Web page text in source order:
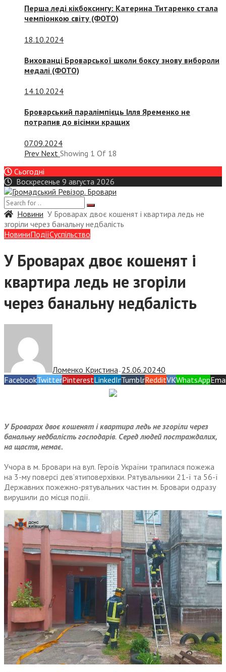
Перша леді кікбоксингу: Катерина Титаренко стала
чемпіонкою світу (ФОТО)
18.10.2024
Вихованці Броварської школи боксу знову вибороли
медалі (ФОТО)
14.10.2024
Броварський паралімпієць Ілля Яременко не
потрапив до вісімки кращих
07.09.2024
Prev Next Showing 1 Of 18
Сьогодні
Воскресенье 9 августа 2026
Новини У Броварах двоє кошенят і квартира ледь не
згоріли через банальну недбалість
НовиниПодіїСуспiльство
У Броварах двоє кошенят і
квартира ледь не згоріли
через банальну недбалість
Ломенко Кристина— 25.06.20240
FacebookTwitterPinterestLinkedInTumblrRedditVKWhatsApp
У Броварах двоє кошенят і квартира ледь не згоріли через
банальну недбалість господарів. Серед людей постраждалих,
на щастя, немає.
Учора в м. Бровари на вул. Героїв України трапилася пожежа
на 3-му поверсі дев’ятиповерхівки. Рятувальники 21-ї та 56-ї
Державних пожежно-рятувальних частин м. Бровари одразу
вирушили до місця події.